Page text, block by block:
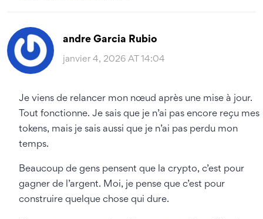
andre Garcia Rubio
janvier 4, 2026 AT 14:04
Je viens de relancer mon nœud après une mise à jour.
Tout fonctionne. Je sais que je n’ai pas encore reçu mes
tokens, mais je sais aussi que je n’ai pas perdu mon
temps.
Beaucoup de gens pensent que la crypto, c’est pour
gagner de l’argent. Moi, je pense que c’est pour
construire quelque chose qui dure.